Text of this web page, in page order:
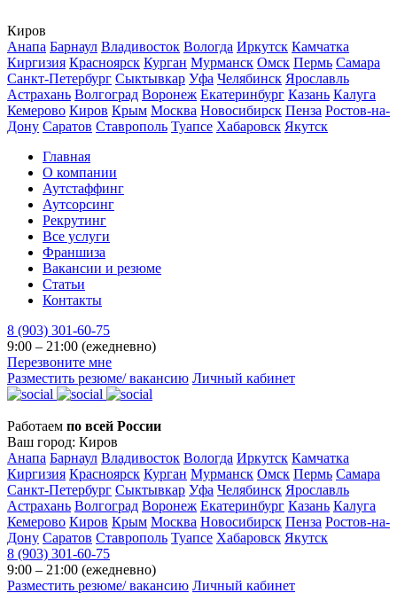
Киров
Анапа Барнаул Владивосток Вологда Иркутск Камчатка
Киргизия Красноярск Курган Мурманск Омск Пермь Самара
Санкт-Петербург Сыктывкар Уфа Челябинск Ярославль
Астрахань Волгоград Воронеж Екатеринбург Казань Калуга
Кемерово Киров Крым Москва Новосибирск Пенза Ростов-на-
Дону Саратов Ставрополь Туапсе Хабаровск Якутск
Главная
О компании
Аутстаффинг
Аутсорсинг
Рекрутинг
Все услуги
Франшиза
Вакансии и резюме
Статьи
Контакты
8 (903) 301-60-75
9:00 – 21:00 (ежедневно)
Перезвоните мне
Разместить резюме/ вакансию Личный кабинет
Работаем по всей России
Ваш город: Киров
Анапа Барнаул Владивосток Вологда Иркутск Камчатка
Киргизия Красноярск Курган Мурманск Омск Пермь Самара
Санкт-Петербург Сыктывкар Уфа Челябинск Ярославль
Астрахань Волгоград Воронеж Екатеринбург Казань Калуга
Кемерово Киров Крым Москва Новосибирск Пенза Ростов-на-
Дону Саратов Ставрополь Туапсе Хабаровск Якутск
8 (903) 301-60-75
9:00 – 21:00 (ежедневно)
Разместить резюме/ вакансию Личный кабинет